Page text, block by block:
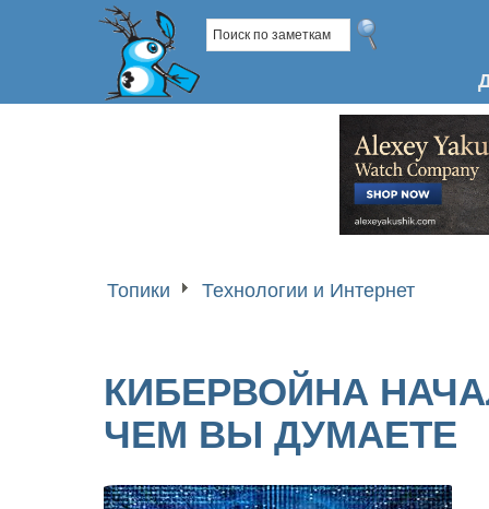
Топики Технологии и Интернет
КИБЕРВОЙНА
ЧЕМ ВЫ ДУМАЕТЕ